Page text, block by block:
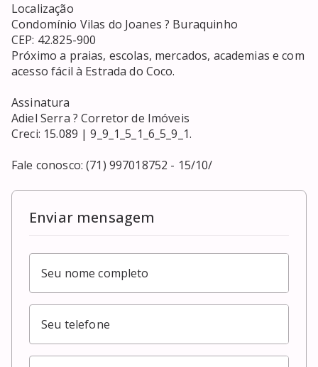
Localização
Condomínio Vilas do Joanes ? Buraquinho
CEP: 42.825-900
Próximo a praias, escolas, mercados, academias e com
acesso fácil à Estrada do Coco.
Assinatura
Adiel Serra ? Corretor de Imóveis
Creci: 15.089 | 9_9_1_5_1_6_5_9_1.
Fale conosco: (71) 997018752 - 15/10/
Enviar mensagem